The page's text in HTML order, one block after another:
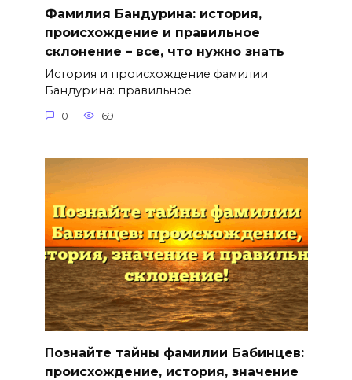
Фамилия Бандурина: история,
происхождение и правильное
склонение – все, что нужно знать
История и происхождение фамилии
Бандурина: правильное
0 69
Познайте тайны фамилии Бабинцев:
происхождение, история, значение